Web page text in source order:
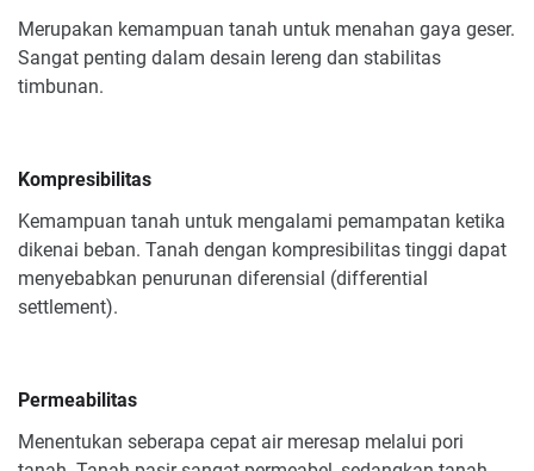
Merupakan kemampuan tanah untuk menahan gaya geser.
Sangat penting dalam desain lereng dan stabilitas
timbunan.
Kompresibilitas
Kemampuan tanah untuk mengalami pemampatan ketika
dikenai beban. Tanah dengan kompresibilitas tinggi dapat
menyebabkan penurunan diferensial (differential
settlement).
Permeabilitas
Menentukan seberapa cepat air meresap melalui pori